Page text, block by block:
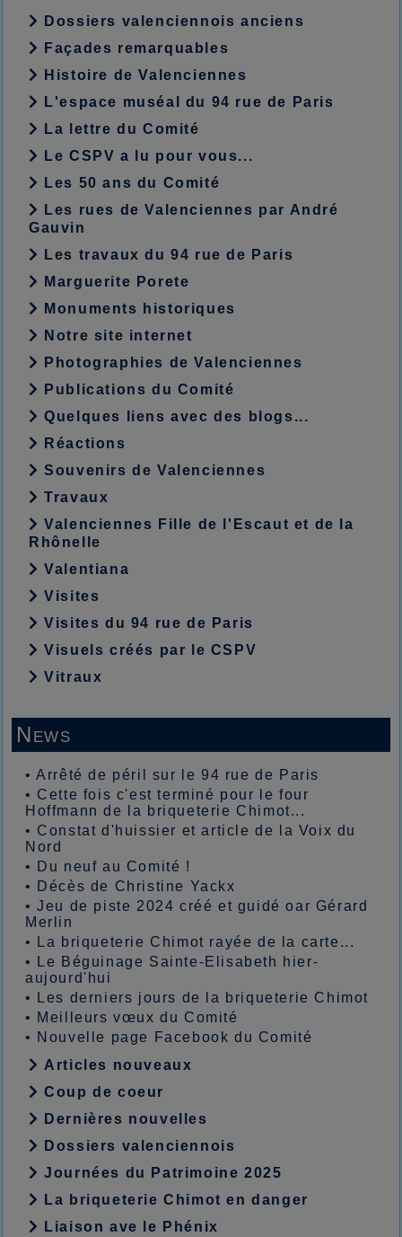
Dossiers valenciennois anciens
Façades remarquables
Histoire de Valenciennes
L'espace muséal du 94 rue de Paris
La lettre du Comité
Le CSPV a lu pour vous...
Les 50 ans du Comité
Les rues de Valenciennes par André
Gauvin
Les travaux du 94 rue de Paris
Marguerite Porete
Monuments historiques
Notre site internet
Photographies de Valenciennes
Publications du Comité
Quelques liens avec des blogs...
Réactions
Souvenirs de Valenciennes
Travaux
Valenciennes Fille de l'Escaut et de la
Rhônelle
Valentiana
Visites
Visites du 94 rue de Paris
Visuels créés par le CSPV
Vitraux
News
•Arrêté de péril sur le 94 rue de Paris
• Cette fois c'est terminé pour le four
Hoffmann de la briqueterie Chimot...
• Constat d'huissier et article de la Voix du
Nord
•
Du neuf au Comité !
•
Décès de Christine Yackx
•Jeu de piste 2024 créé et guidé oar Gérard
Merlin
•
La briqueterie Chimot rayée de la carte...
•
Le Béguinage Sainte-Elisabeth hier-
aujourd'hui
•
Les derniers jours de la briqueterie Chimot
• Meilleurs vœux du Comité
• Nouvelle page Facebook du Comité
Articles nouveaux
Coup de coeur
Dernières nouvelles
Dossiers valenciennois
Journées du Patrimoine 2025
La briqueterie Chimot en danger
Liaison ave le Phénix